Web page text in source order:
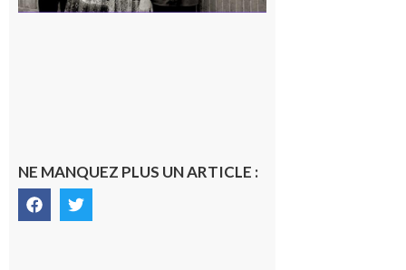
NE MANQUEZ PLUS UN ARTICLE :